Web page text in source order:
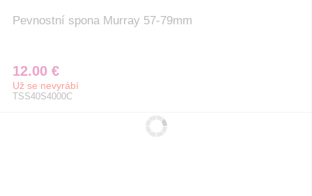
Pevnostní spona Murray 57-79mm
12.00 €
Už se nevyrábí
TSS40S4000C